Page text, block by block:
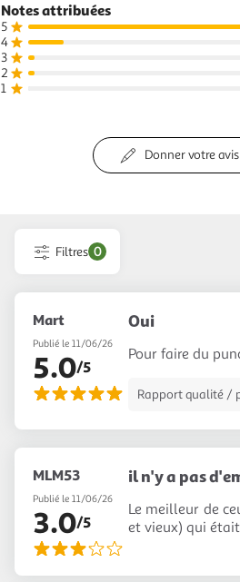
Notes attribuées
5
4
3
2
1
Donner votre avis
Filtres 0
Mart
Publié le 11/06/26
5.0/5
Oui
Pour faire du
Rapport qualité /
MLM53
Publié le 11/06/26
3.0/5
il n'y a pas
Le meilleur de
et vieux) qui